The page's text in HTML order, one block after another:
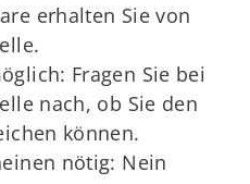
erhalten Sie von
Fragen Sie bei
nach, ob Sie den
können.
nötig: Nein